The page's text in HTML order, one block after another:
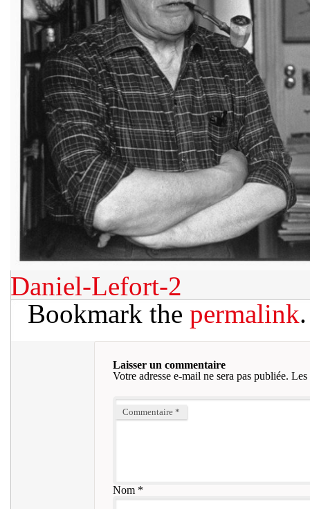
Daniel-Lefort-2
Bookmark the permalink.
Laisser un commentaire
Votre adresse e-mail ne sera pas publiée. Les
Commentaire *
Nom*